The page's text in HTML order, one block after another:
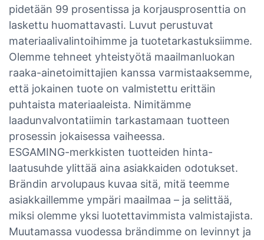
pidetään 99 prosentissa ja korjausprosenttia on
laskettu huomattavasti. Luvut perustuvat
materiaalivalintoihimme ja tuotetarkastuksiimme.
Olemme tehneet yhteistyötä maailmanluokan
raaka-ainetoimittajien kanssa varmistaaksemme,
että jokainen tuote on valmistettu erittäin
puhtaista materiaaleista. Nimitämme
laadunvalvontatiimin tarkastamaan tuotteen
prosessin jokaisessa vaiheessa.
ESGAMING-merkkisten tuotteiden hinta-
laatusuhde ylittää aina asiakkaiden odotukset.
Brändin arvolupaus kuvaa sitä, mitä teemme
asiakkaillemme ympäri maailmaa – ja selittää,
miksi olemme yksi luotettavimmista valmistajista.
Muutamassa vuodessa brändimme on levinnyt ja